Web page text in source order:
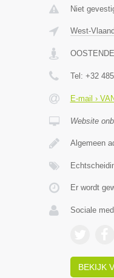
Niet
West-
Tel: +32
E-mail ›
Website
Algemeen
Er wordt
Sociale
BEKIJK